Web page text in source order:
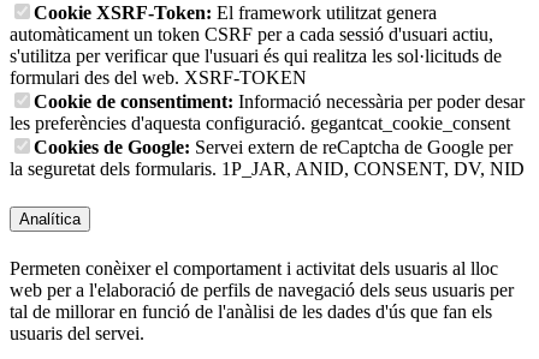
Cookie XSRF-Token: El framework utilitzat genera
automàticament un token CSRF per a cada sessió d'usuari actiu,
s'utilitza per verificar que l'usuari és qui realitza les sol·licituds de
formulari des del web. XSRF-TOKEN
Cookie de consentiment: Informació necessària per poder desar
les preferències d'aquesta configuració. gegantcat_cookie_consent
Cookies de Google: Servei extern de reCaptcha de Google per
la seguretat dels formularis. 1P_JAR, ANID, CONSENT, DV, NID
Analítica
Permeten conèixer el comportament i activitat dels usuaris al lloc
web per a l'elaboració de perfils de navegació dels seus usuaris per
tal de millorar en funció de l'anàlisi de les dades d'ús que fan els
usuaris del servei.